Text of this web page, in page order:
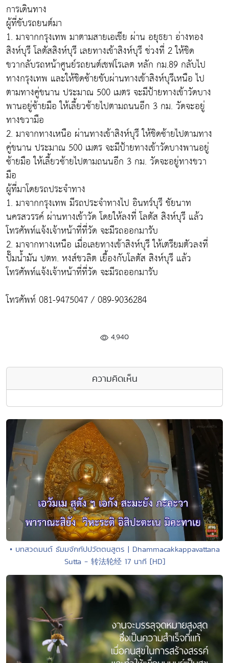
การเดินทาง
ผู้ที่ขับรถยนต์มา
1. มาจากกรุงเทพ มาตามสายเอเชีย ผ่าน อยุธยา อ่างทอง
สิงห์บุรี โลตัสสิงห์บุรี เลยทางเข้าสิงห์บุรี ช่วงที่ 2 ให้ชิด
ขวากลับรถหน้าศูนย์รถยนต์เชฟโรเลต หลัก กม.89 กลับไป
ทางกรุงเทพ และให้ชิดซ้ายขับผ่านทางเข้าสิงห์บุรีเหนือ ไป
ตามทางคู่ขนาน ประมาณ 500 เมตร จะมีป้ายทางเข้าวัดบาง
พานอยู่ซ้ายมือ ให้เลี้ยวซ้ายไปตามถนนอีก 3 กม. วัดจะอยู่
ทางขวามือ
2. มาจากทางเหนือ ผ่านทางเข้าสิงห์บุรี ให้ชิดซ้ายไปตามทาง
คู่ขนาน ประมาณ 500 เมตร จะมีป้ายทางเข้าวัดบางพานอยู่
ซ้ายมือ ให้เลี้ยวซ้ายไปตามถนนอีก 3 กม. วัดจะอยู่ทางขวา
มือ
ผู้ที่มาโดยรถประจำทาง
1. มาจากกรุงเทพ มีรถประจำทางไป อินทร์บุรี ชัยนาท
นครสวรรค์ ผ่านทางเข้าวัด โดยให้ลงที่ โลตัส สิงห์บุรี แล้ว
โทรศัพท์แจ้งเจ้าหน้าที่ที่วัด จะมีรถออกมารับ
2. มาจากทางเหนือ เมื่อเลยทางเข้าสิงห์บุรี ให้เตรียมตัวลงที่
ปั๊มน้ำมัน ปตท. หงส์ชวลิต เยื้องกับโลตัส สิงห์บุรี แล้ว
โทรศัพท์แจ้งเจ้าหน้าที่ที่วัด จะมีรถออกมารับ
โทรศัพท์ 081-9475047 / 089-9036284
4,940
ความคิดเห็น
• บทสวดมนต์ ธัมมจักกัปปวัตตนสูตร | Dhammacakkappavattana
Sutta - 转法轮经 17 นาที [HD]